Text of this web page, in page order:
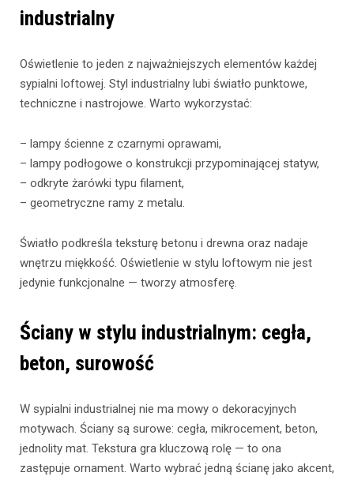
industrialny
Oświetlenie to jeden z najważniejszych elementów każdej
sypialni loftowej. Styl industrialny lubi światło punktowe,
techniczne i nastrojowe. Warto wykorzystać:
– lampy ścienne z czarnymi oprawami,
– lampy podłogowe o konstrukcji przypominającej statyw,
– odkryte żarówki typu filament,
– geometryczne ramy z metalu.
Światło podkreśla teksturę betonu i drewna oraz nadaje
wnętrzu miękkość. Oświetlenie w stylu loftowym nie jest
jedynie funkcjonalne — tworzy atmosferę.
Ściany w stylu industrialnym: cegła,
beton, surowość
W sypialni industrialnej nie ma mowy o dekoracyjnych
motywach. Ściany są surowe: cegła, mikrocement, beton,
jednolity mat. Tekstura gra kluczową rolę — to ona
zastępuje ornament. Warto wybrać jedną ścianę jako akcent,